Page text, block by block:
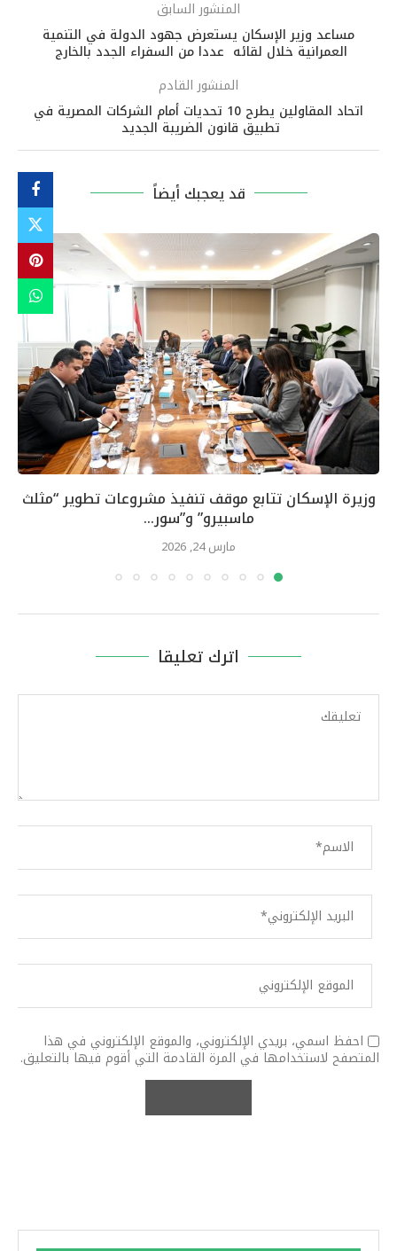
المنشور السابق
مساعد وزير الإسكان يستعرض جهود الدولة في التنمية
العمرانية خلال لقائه عددا من السفراء الجدد بالخارج
المنشور القادم
اتحاد المقاولين يطرح 10 تحديات أمام الشركات المصرية في
تطبيق قانون الضريبة الجديد
قد يعجبك أيضاً
وزيرة الإسكان تتابع موقف تنفيذ مشروعات تطوير “مثلث
ماسبيرو” و”سور...
مارس 24, 2026
اترك تعليقا
احفظ اسمي، بريدي الإلكتروني، والموقع الإلكتروني في هذا
المتصفح لاستخدامها في المرة القادمة التي أقوم فيها بالتعليق.